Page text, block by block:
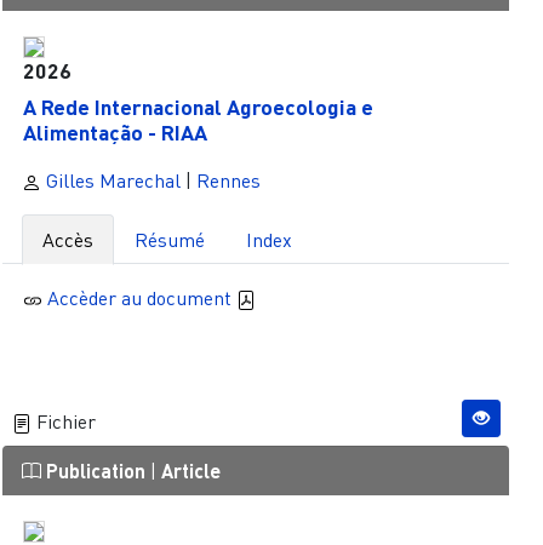
2026
A Rede Internacional Agroecologia e
Alimentação - RIAA
Gilles Marechal | Rennes
Accès Résumé Index
Accèder au document
Fichier
Publication Article